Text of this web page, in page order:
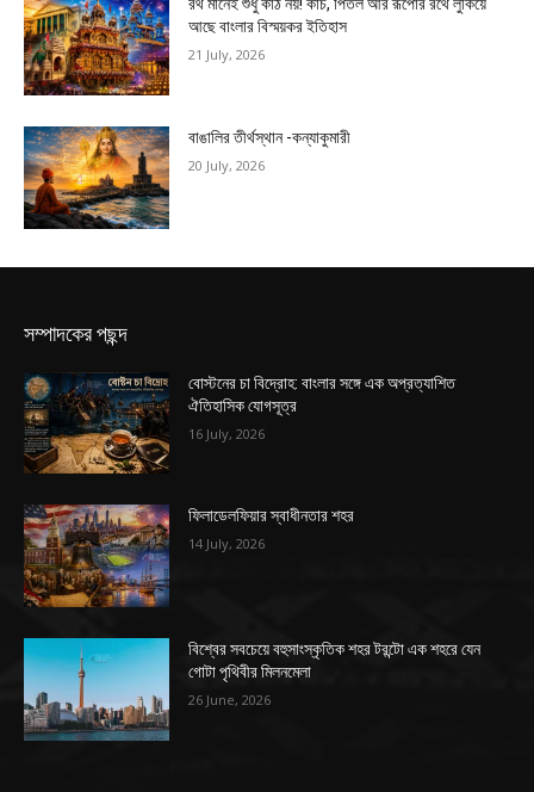
রথ মানেই শুধু কাঠ নয়! কাঁচ, পিতল আর রূপোর রথে লুকিয়ে
আছে বাংলার বিস্ময়কর ইতিহাস
21 July, 2026
বাঙালির তীর্থস্থান -কন্যাকুমারী
20 July, 2026
সম্পাদকের পছন্দ
বোস্টনের চা বিদ্রোহ: বাংলার সঙ্গে এক অপ্রত্যাশিত
ঐতিহাসিক যোগসূত্র
16 July, 2026
ফিলাডেলফিয়ার স্বাধীনতার শহর
14 July, 2026
বিশ্বের সবচেয়ে বহুসাংস্কৃতিক শহর টরন্টো এক শহরে যেন
গোটা পৃথিবীর মিলনমেলা
26 June, 2026